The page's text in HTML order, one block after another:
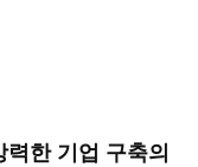
한 기업 구축의